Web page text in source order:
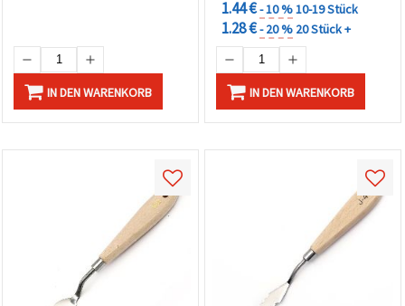
IN DEN WARENKORB
1.44 €- 10 %10-19 Stück
1.28 €- 20 % 20 Stück +
IN DEN WARENKORB